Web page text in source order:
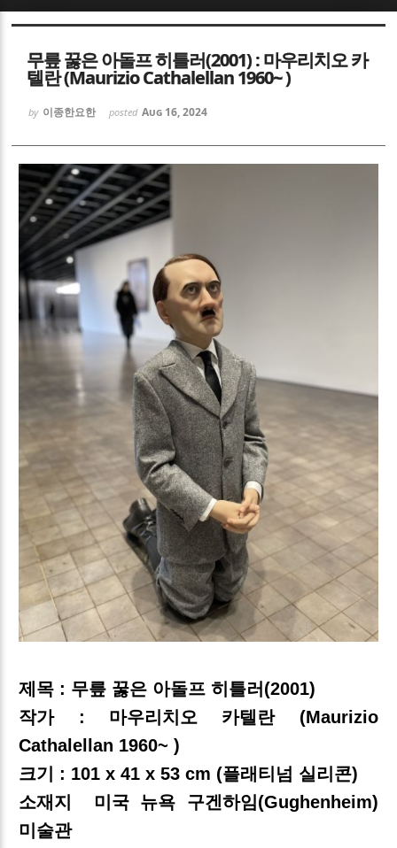
무릎 꿇은 아돌프 히틀러(2001) : 마우리치오 카
텔란 (Maurizio Cathalellan 1960~ )
by 이종한요한 posted Aug 16, 2024
제목 : 무릎 꿇은 아돌프 히틀러(2001)
작가 : 마우리치오 카텔란 (Maurizio
Cathalellan 1960~ )
크기 : 101 x 41 x 53 cm (플래티넘 실리콘)
소재지
미국 뉴욕 구겐하임(Gughenheim)
미술관
Sketchbook5, 스케치북5
Sketchbook5, 스케치북5
Sketchbook5, 스케치북5
Sketchbook5, 스케치북5